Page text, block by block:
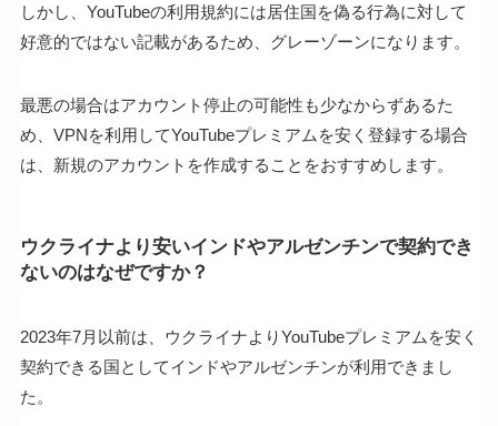
しかし、YouTubeの利用規約には居住国を偽る行為に対して
好意的ではない記載があるため、グレーゾーンになります。
最悪の場合はアカウント停止の可能性も少なからずあるた
め、VPNを利用してYouTubeプレミアムを安く登録する場合
は、新規のアカウントを作成することをおすすめします。
ウクライナより安いインドやアルゼンチンで契約でき
ないのはなぜですか？
2023年7月以前は、ウクライナよりYouTubeプレミアムを安く
契約できる国としてインドやアルゼンチンが利用できまし
た。